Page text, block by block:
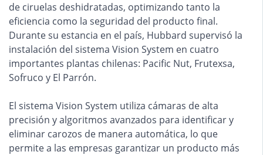
de ciruelas deshidratadas, optimizando tanto la
eficiencia como la seguridad del producto final.
Durante su estancia en el país, Hubbard supervisó la
instalación del sistema Vision System en cuatro
importantes plantas chilenas: Pacific Nut, Frutexsa,
Sofruco y El Parrón.
El sistema Vision System utiliza cámaras de alta
precisión y algoritmos avanzados para identificar y
eliminar carozos de manera automática, lo que
permite a las empresas garantizar un producto más